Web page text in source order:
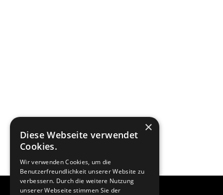
×
Diese Webseite verwendet
Cookies.
Wir verwenden Cookies, um die
Benutzerfreundlichkeit unserer Website zu
verbessern. Durch die weitere Nutzung
unserer Webseite stimmen Sie der